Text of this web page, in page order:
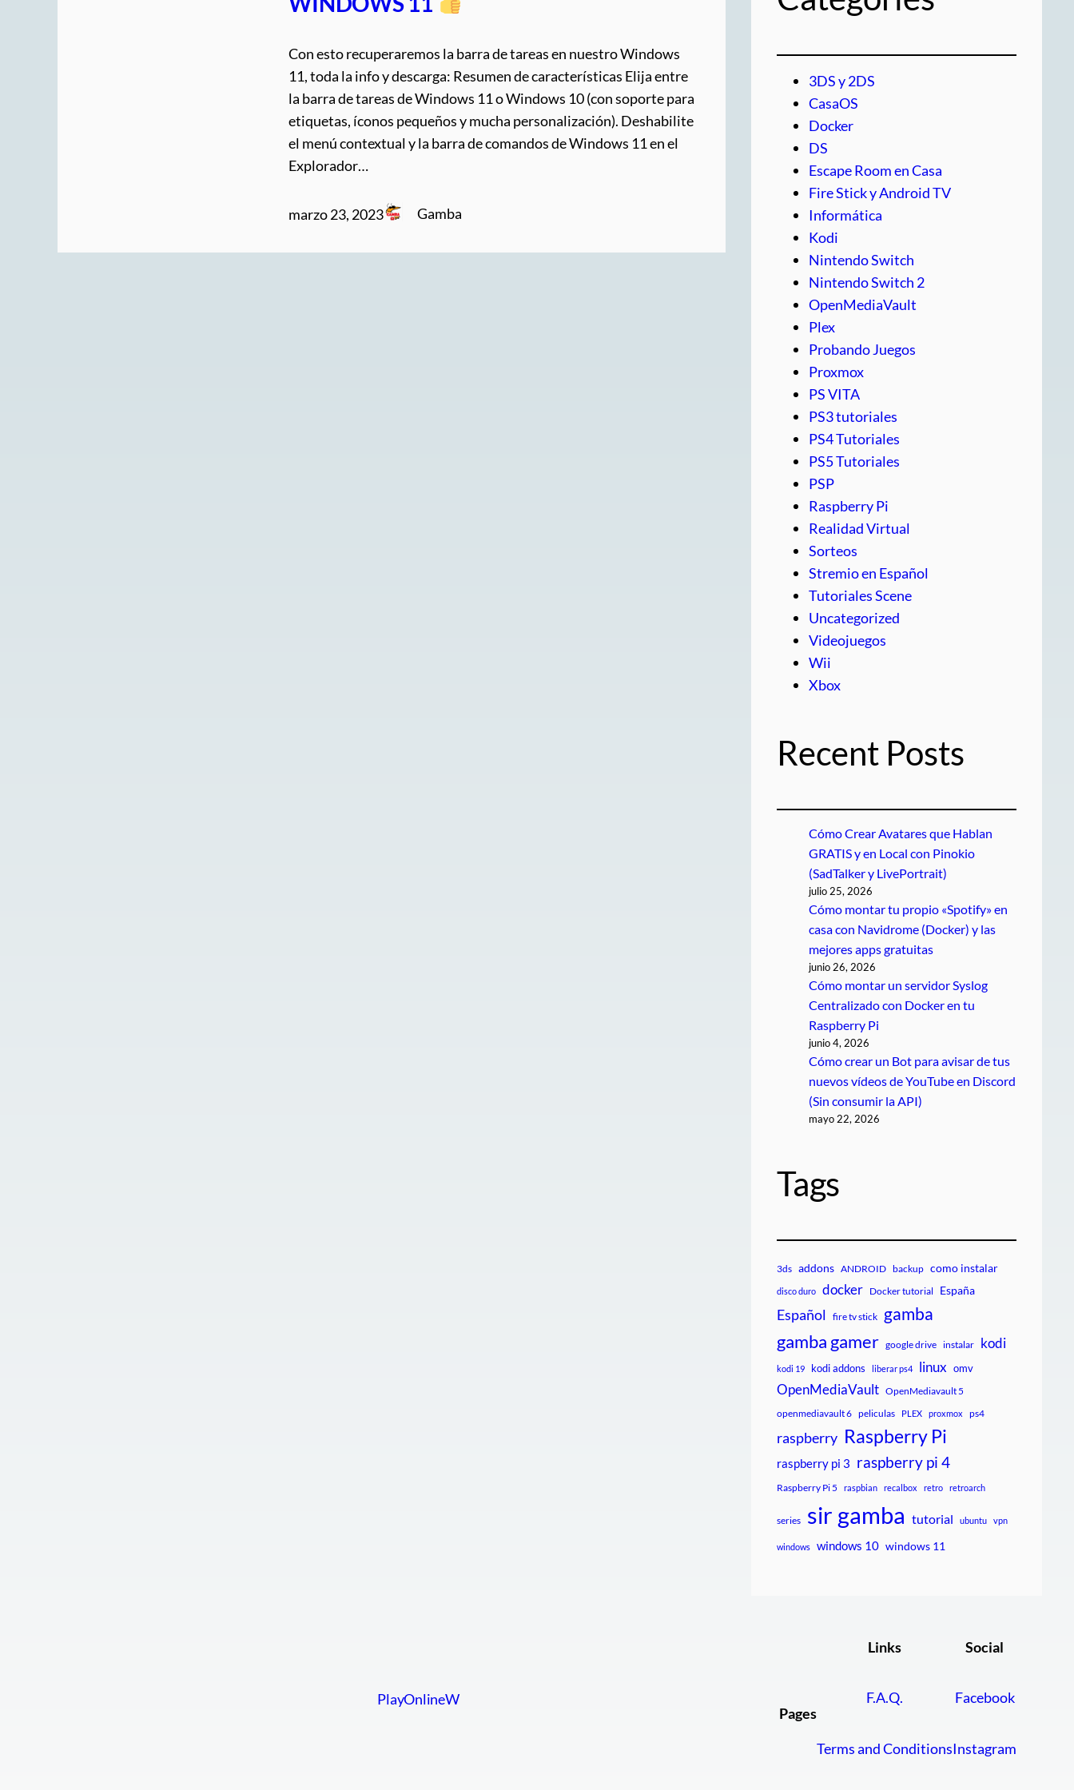
Con esto recuperaremos la barra de tareas en nuestro Windows
11, toda la info y descarga: Resumen de características Elija entre
la barra de tareas de Windows 11 o Windows 10 (con soporte para
etiquetas, íconos pequeños y mucha personalización). Deshabilite
el menú contextual y la barra de comandos de Windows 11 en el
Explorador…
marzo 23, 2023 Gamba
3DS y 2DS
CasaOS
Docker
DS
Escape Room en Casa
Fire Stick y Android TV
Informática
Kodi
Nintendo Switch
Nintendo Switch 2
OpenMediaVault
Plex
Probando Juegos
Proxmox
PS VITA
PS3 tutoriales
PS4 Tutoriales
PS5 Tutoriales
PSP
Raspberry Pi
Realidad Virtual
Sorteos
Stremio en Español
Tutoriales Scene
Uncategorized
Videojuegos
Wii
Xbox
Recent Posts
Cómo Crear Avatares que Hablan
GRATIS y en Local con Pinokio
(SadTalker y LivePortrait)
julio 25, 2026
Cómo montar tu propio «Spotify» en
casa con Navidrome (Docker) y las
mejores apps gratuitas
junio 26, 2026
Cómo montar un servidor Syslog
Centralizado con Docker en tu
Raspberry Pi
junio 4, 2026
Cómo crear un Bot para avisar de tus
nuevos vídeos de YouTube en Discord
(Sin consumir la API)
mayo 22, 2026
Tags
3ds addons ANDROID backup como instalar
disco duro docker Docker tutorial España
Español fire tv stick gamba
gamba gamer google drive instalar kodi
kodi 19 kodi addons liberar ps4 linux omv
OpenMediaVault OpenMediavault 5
openmediavault 6 peliculas PLEX proxmox ps4
raspberry Raspberry Pi
raspberry pi 3 raspberry pi 4
Raspberry Pi 5 raspbian recalbox retro retroarch
series sir gamba tutorial ubuntu vpn
windows windows 10 windows 11
PlayOnlineW
Pages
Links
F.A.Q.
Terms and Conditions
Social
Facebook
Instagram